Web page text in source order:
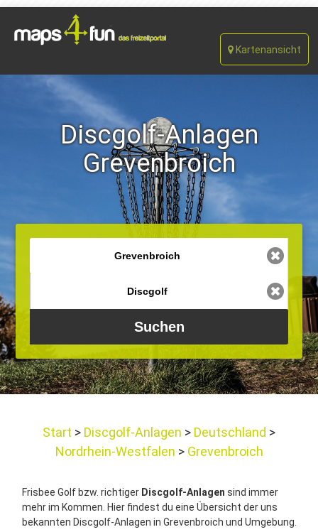
Kartenansicht
Discgolf-Anlagen
Grevenbroich
Start Discgolf-Anlagen
Deutschland
Nordrhein-Westfalen
Grevenbroich
Frisbee Golf bzw. richtiger Discgolf-Anlagen sind immer
mehr im Kommen. Hier findest du eine Übersicht der uns
bekannten Discgolf-Anlagen in Grevenbroich und Umgebung.